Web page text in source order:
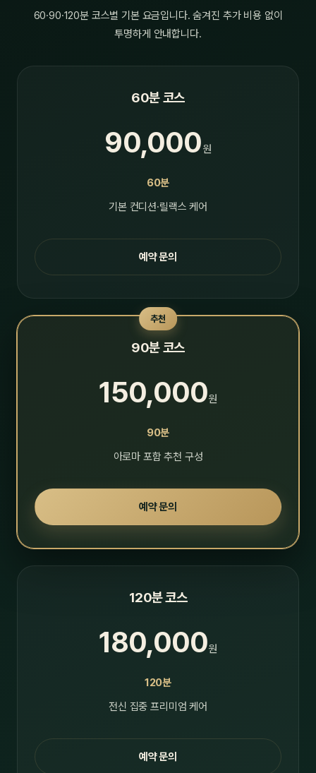
60·90·120분 코스별 기본 요금입니다. 숨겨진 추가 비용 없이
투명하게 안내합니다.
60분 코스
90,000원
60분
기본 컨디션·릴랙스 케어
예약 문의
추천
90분 코스
150,000원
90분
아로마 포함 추천 구성
예약 문의
120분 코스
180,000원
120분
전신 집중 프리미엄 케어
예약 문의